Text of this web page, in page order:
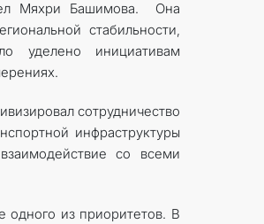
Мяхри Башимова. Она
стабильности,
уделено инициативам
сотрудничество
инфраструктуры
со всеми
одного из приоритетов. В